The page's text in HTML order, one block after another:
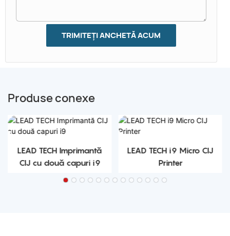
TRIMITEȚI ANCHETĂ ACUM
Produse conexe
LEAD TECH Imprimantă
CIJ cu două capuri i9
LEAD TECH i9 Micro CIJ
Printer